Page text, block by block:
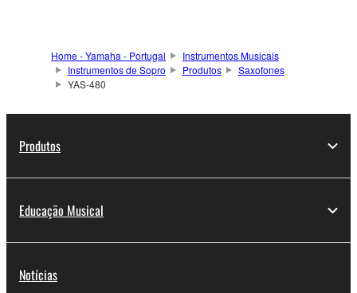
Home - Yamaha - Portugal
Instrumentos Musicais
Instrumentos de Sopro
Produtos
Saxofones
YAS-480
Produtos
Educação Musical
Notícias